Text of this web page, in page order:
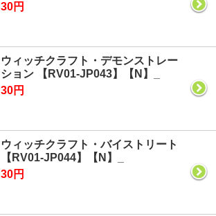
30円
ウィッチクラフト・デモンストレー
ション 【RV01-JP043】【N】_
30円
ウィッチクラフト・バイストリート
【RV01-JP044】【N】_
30円